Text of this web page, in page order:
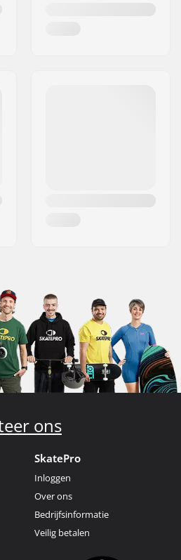
ons
SkatePro
Inloggen
Over ons
Bedrijfsinformatie
Veilig betalen